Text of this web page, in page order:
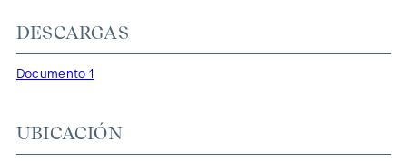
Más información en:WOHNEN AM PARK, 1160 Viena,
Herbststraße - Winegg
DESCARGAS
Documento 1
UBICACIÓN